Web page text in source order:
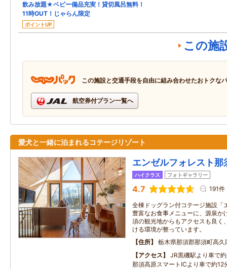
飲み放題★ベビー備品充実！貸切風呂無料！
11時OUT！じゃらん限定
ポイントUP
この施
この施設と交通手段を自由に組み合わせたおトクな
航空券付プラン一覧へ
愛犬と一緒に泊まれるコテージリゾート
エンゼルフォレスト那
ハイクラス フォトギャラリー
4.7 191件
全棟ドッグラン付コテージ施設「
豊富なお食事メニューに、源泉か
須の観光地からもアクセスも良く
ける環境が整っています。
住所
栃木県那須郡那須町高
アクセス
JR黒磯駅より車で
那須高原スマートICより車で約12